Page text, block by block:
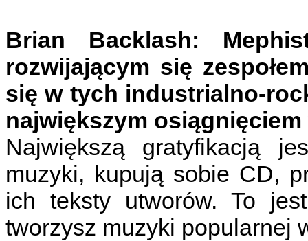
Brian Backlash:
rozwijającym się
się w tych industrialno-
największym
Największą gratyfikacją
muzyki, kupują sobie CD,
ich teksty utworów. To
tworzysz muzyki popularnej